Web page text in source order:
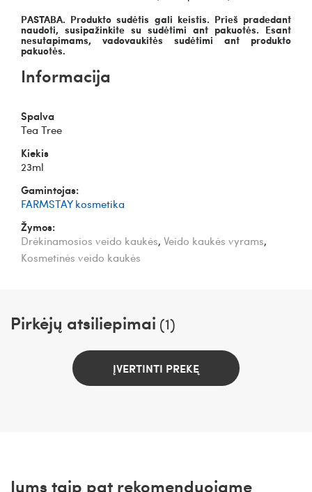
PASTABA. Produkto sudėtis gali keistis. Prieš pradedant
naudoti, susipažinkite su sudėtimi ant pakuotės. Esant
nesutapimams, vadovaukitės sudėtimi ant produkto
pakuotės.
Informacija
Spalva
Tea Tree
Kiekis
23ml
Gamintojas:
FARMSTAY kosmetika
Žymos:
Drėkinamosios veido kaukės, Veido kaukės vyrams,
Kosmetinės veido kaukės
Pirkėjų atsiliepimai (1)
ĮVERTINTI PREKĘ
Jums taip pat rekomenduojame